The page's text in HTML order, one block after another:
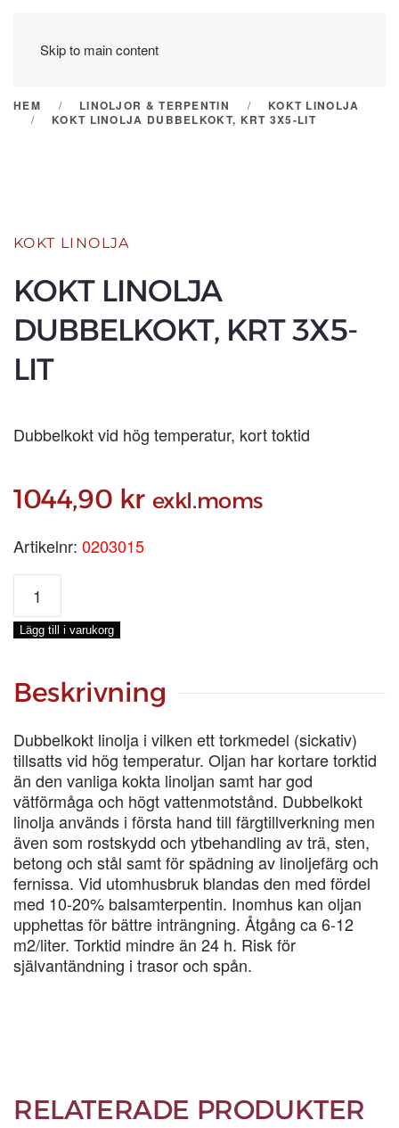
Skip to main content
HEM LINOLJOR & TERPENTIN
KOKT LINOLJA
KOKT LINOLJA DUBBELKOKT, KRT 3X5-LIT
KOKT LINOLJA
KOKT LINOLJA
DUBBELKOKT, KRT 3X5-
LIT
Dubbelkokt vid hög temperatur, kort toktid
1044,90 kr exkl.moms
Artikelnr: 0203015
KOKT
LINOLJA
DUBBELKOKT,
KRT
LIT
mängd
Lägg till i varukorg
Beskrivning
Dubbelkokt linolja i vilken ett torkmedel (sickativ)
tillsatts vid hög temperatur. Oljan har kortare torktid
än den vanliga kokta linoljan samt har god
vätförmåga och högt vattenmotstånd. Dubbelkokt
linolja används i första hand till färgtillverkning men
även som rostskydd och ytbehandling av trä, sten,
betong och stål samt för spädning av linoljefärg och
fernissa. Vid utomhusbruk blandas den med fördel
med 10-20% balsamterpentin. Inomhus kan oljan
upphettas för bättre inträngning. Åtgång ca 6-12
m2/liter. Torktid mindre än 24 h. Risk för
självantändning i trasor och spån.
RELATERADE PRODUKTER